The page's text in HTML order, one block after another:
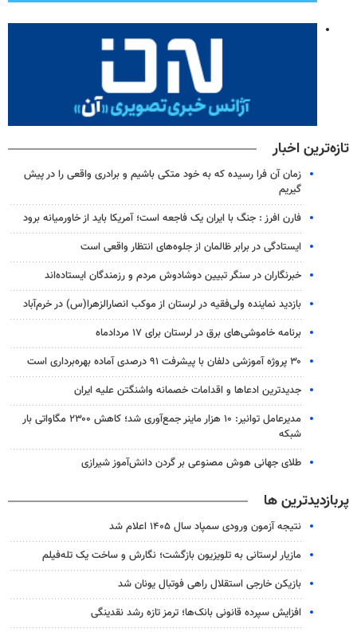
تازه‌ترین اخبار
زمان آن فرا رسیده که به خود متکی باشیم و برادری واقعی را در پیش
گیریم
فارن افرز : جنگ با ایران یک فاجعه است؛ آمریکا باید از خاورمیانه برود
ایستادگی در برابر ظالمان از جلوه‌های انتظار واقعی است
خبرنگاران در سنگر تبیین دوشادوش مردم و رزمندگان ایستاده‌اند
بازدید نماینده ولی‌فقیه در لرستان از موکب انصارالزهرا(س) در خرم‌آباد
برنامه خاموشی‌های برق در لرستان برای ۱۷ مردادماه
۳۰ پروژه آموزشی دلفان با پیشرفت ۹۱ درصدی آماده بهره‌برداری است
جدیدترین ادعاها و اقدامات خصمانه واشنگتن علیه ایران
مدیرعامل توانیر: ۱۰ هزار ماینر جمع‌آوری شد؛ کاهش ۲۳۰۰ مگاواتی بار
شبکه
طلای جهانی هوش مصنوعی بر گردن دانش‌آموز شیرازی
پربازدیدترین ها
نتیجه آزمون ورودی سمپاد سال ۱۴۰۵ اعلام شد
مازیار لرستانی به تلویزیون بازگشت؛ نگارش و ساخت یک تله‌فیلم
بازیکن خارجی استقلال راهی فوتبال یونان شد
افزایش سپرده قانونی بانک‌ها؛ ترمز تازه رشد نقدینگی